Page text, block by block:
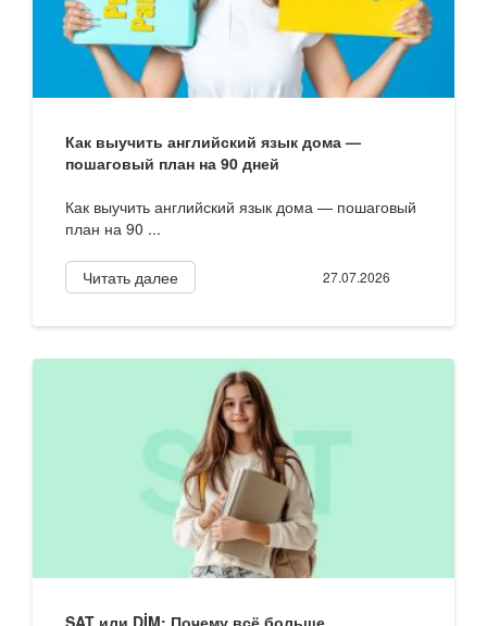
Как выучить английский язык дома —
пошаговый план на 90 дней
Как выучить английский язык дома — пошаговый
план на 90 ...
Читать далее 27.07.2026
SAT или DİM: Почему всё больше